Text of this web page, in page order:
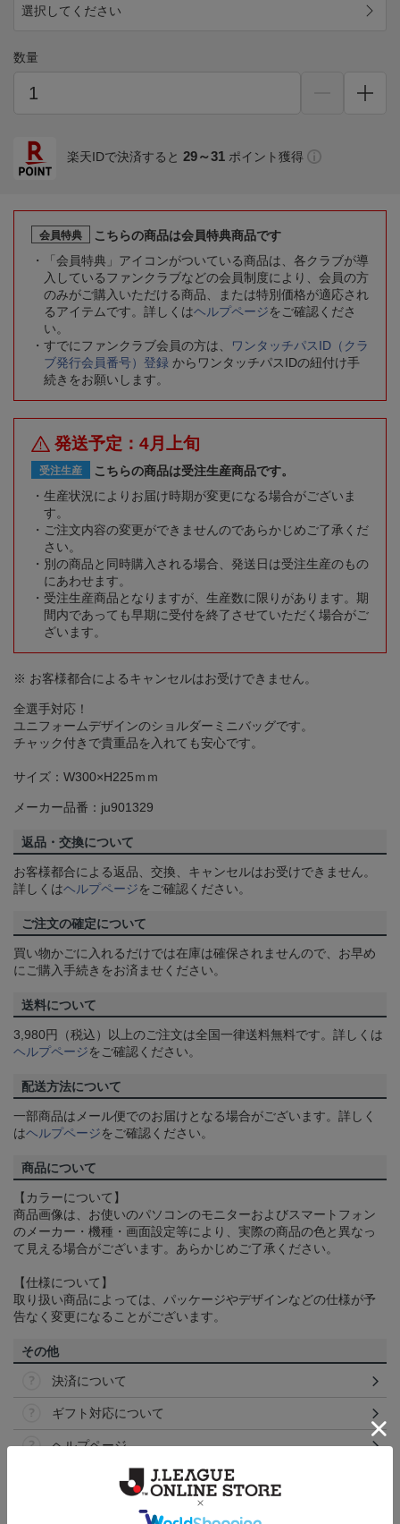
選択してください
数量
楽天IDで決済すると 29～31 ポイント獲得
会員特典
こちらの商品は会員特典商品です
「会員特典」アイコンがついている商品は、各クラブが導
入しているファンクラブなどの会員制度により、会員の方
のみがご購入いただける商品、または特別価格が適応され
るアイテムです。詳しくはヘルプページをご確認くださ
い。
すでにファンクラブ会員の方は、
ワンタッチパスID（クラ
ブ発行会員番号）登録 からワンタッチパスIDの紐付け手
続きをお願いします。
発送予定：4月上旬
受注生産
こちらの商品は受注生産商品です。
生産状況によりお届け時期が変更になる場合がございま
す。
ご注文内容の変更ができませんのであらかじめご了承くだ
さい。
別の商品と同時購入される場合、発送日は受注生産のもの
にあわせます。
受注生産商品となりますが、生産数に限りがあります。期
間内であっても早期に受付を終了させていただく場合がご
ざいます。
※ お客様都合によるキャンセルはお受けできません。
全選手対応！
ユニフォームデザインのショルダーミニバッグです。
チャック付きで貴重品を入れても安心です。
サイズ：W300×H225ｍｍ
メーカー品番：ju901329
返品・交換について
お客様都合による返品、交換、キャンセルはお受けできません。
詳しくはヘルプページをご確認ください。
ご注文の確定について
買い物かごに入れるだけでは在庫は確保されませんので、お早め
にご購入手続きをお済ませください。
送料について
3,980円（税込）以上のご注文は全国一律送料無料です。詳しくは
ヘルプページをご確認ください。
配送方法について
一部商品はメール便でのお届けとなる場合がございます。詳しく
はヘルプページをご確認ください。
商品について
【カラーについて】
商品画像は、お使いのパソコンのモニターおよびスマートフォン
のメーカー・機種・画面設定等により、実際の商品の色と異なっ
て見える場合がございます。あらかじめご了承ください。
【仕様について】
取り扱い商品によっては、パッケージやデザインなどの仕様が予
告なく変更になることがございます。
その他
決済について
ギフト対応について
ヘルプページ